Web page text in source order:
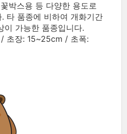
박스용 등 다양한 용도로
타 품종에 비하여 개화기간
이 가능한 품종입니다.
초장: 15~25cm / 초폭: